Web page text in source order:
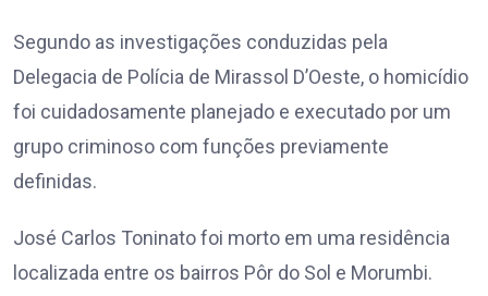
Segundo as investigações conduzidas pela
Delegacia de Polícia de Mirassol D’Oeste, o homicídio
foi cuidadosamente planejado e executado por um
grupo criminoso com funções previamente
definidas.
José Carlos Toninato foi morto em uma residência
localizada entre os bairros Pôr do Sol e Morumbi.